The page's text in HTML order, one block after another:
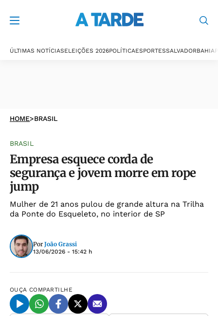
ÚLTIMAS NOTÍCIASELEIÇÕES 2026POLÍTICAESPORTESSALVADORBAHIA
HOME>BRASIL
BRASIL
Empresa esquece corda de
segurança e jovem morre em rope
jump
Mulher de 21 anos pulou de grande altura na Trilha
da Ponte do Esqueleto, no interior de SP
Por João Grassi
13/06/2026 - 15:42 h
OUÇA COMPARTILHE